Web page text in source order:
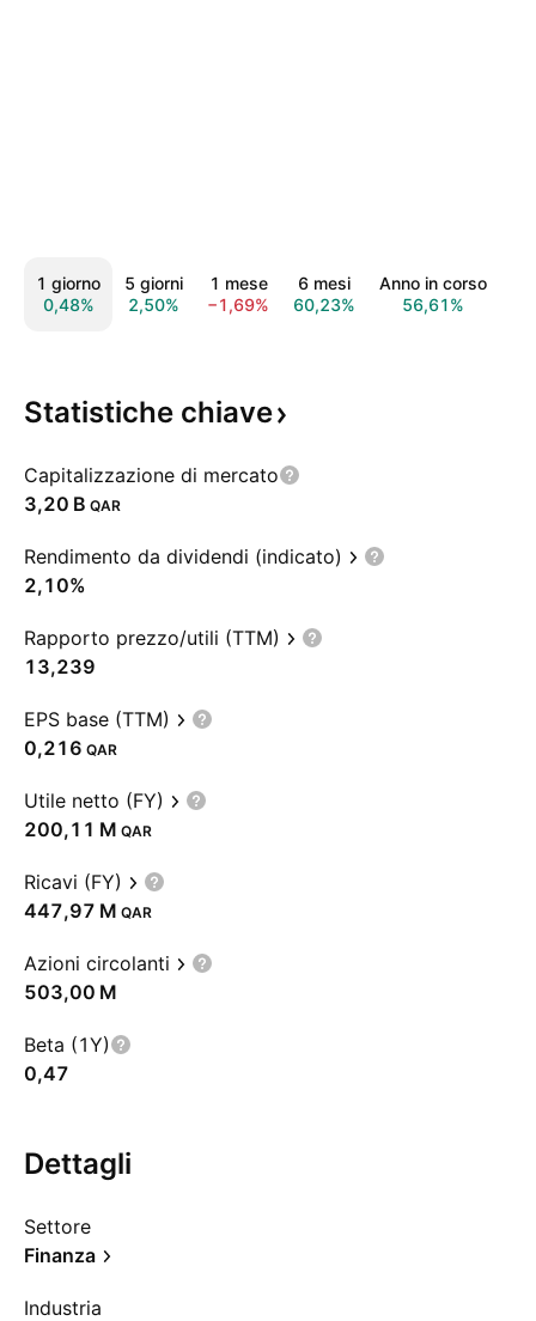
1 giorno
0,48%
5 giorni
2,50%
1 mese
−1,69%
6 mesi
60,23%
Anno in corso
56,61%
Statistiche chiave
Capitalizzazione di mercato
‪3,20 B‬ QAR
Rendimento da dividendi (indicato)
2,10%
Rapporto prezzo/utili (TTM)
13,239
EPS base (TTM)
0,216 QAR
Utile netto (FY)
‪200,11 M‬ QAR
Ricavi (FY)
‪447,97 M‬ QAR
Azioni circolanti
‪503,00 M‬
Beta (1Y)
0,47
Dettagli
Settore
Finanza
Industria